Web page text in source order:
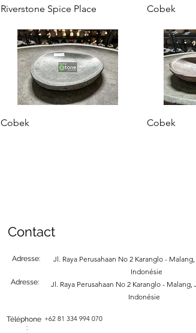
Aperçu rapide
Riverstone Spice Place Cobek
Cobek Cobek
Contact
Adresse:
Jl. Raya Perusahaan No 2 Karanglo -
Indonésie
Adresse:
Jl. Raya Perusahaan No 2 Karanglo - Malang,
Indonésie
Téléphone
:
+62 81 334 994 070